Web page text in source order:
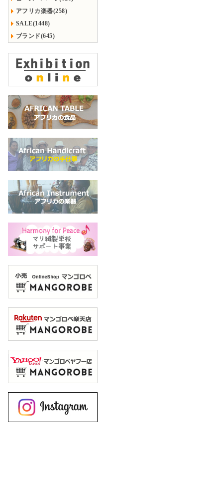
アフリカ楽器(258)
SALE(1448)
ブランド(645)